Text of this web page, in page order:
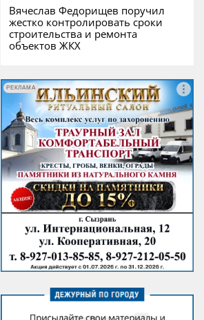
Вячеслав Федорищев поручил
жестко контролировать сроки
строительства и ремонта
объектов ЖКХ
РЕКЛАМА